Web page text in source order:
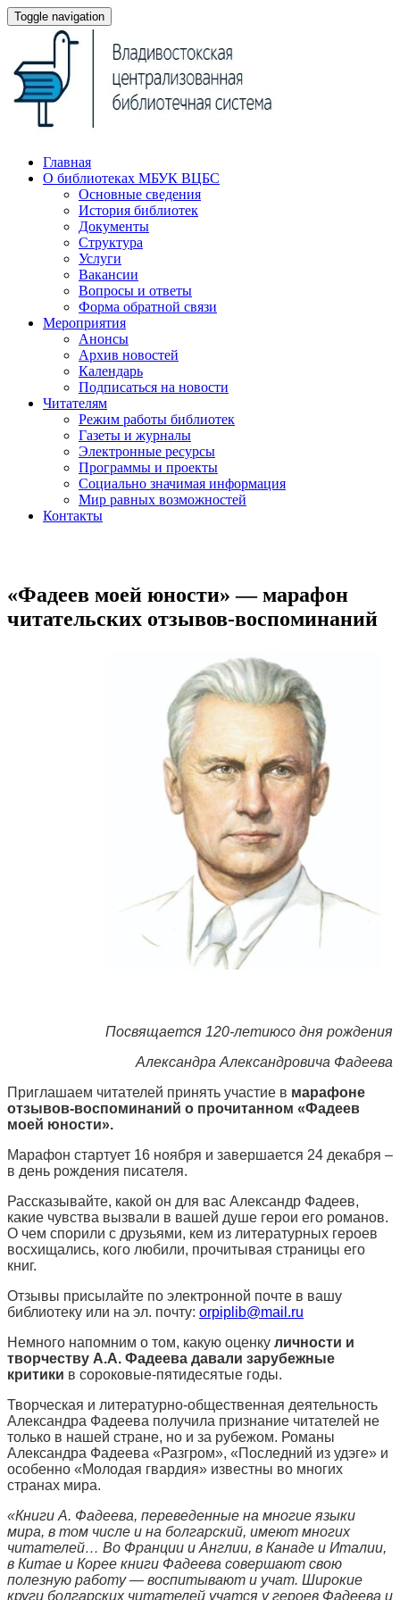
Toggle navigation
Главная
О библиотеках МБУК ВЦБС
Основные сведения
История библиотек
Документы
Структура
Услуги
Вакансии
Вопросы и ответы
Форма обратной связи
Мероприятия
Анонсы
Архив новостей
Календарь
Подписаться на новости
Читателям
Режим работы библиотек
Газеты и журналы
Электронные ресурсы
Программы и проекты
Социально значимая информация
Мир равных возможностей
Контакты
«Фадеев моей юности» — марафон
читательских отзывов-воспоминаний
Посвящается 120-летиюсо дня рождения
Александра Александровича Фадеева
Приглашаем читателей принять участие в марафоне
отзывов-воспоминаний о прочитанном «Фадеев
моей юности».
Марафон стартует 16 ноября и завершается 24 декабря –
в день рождения писателя.
Рассказывайте, какой он для вас Александр Фадеев,
какие чувства вызвали в вашей душе герои его романов.
О чем спорили с друзьями, кем из литературных героев
восхищались, кого любили, прочитывая страницы его
книг.
Отзывы присылайте по электронной почте в вашу
библиотеку или на эл. почту: orpiplib@mail.ru
Немного напомним о том, какую оценку личности и
творчеству А.А. Фадеева давали зарубежные
критики в сороковые-пятидесятые годы.
Творческая и литературно-общественная деятельность
Александра Фадеева получила признание читателей не
только в нашей стране, но и за рубежом. Романы
Александра Фадеева «Разгром», «Последний из удэге» и
особенно «Молодая гвардия» известны во многих
странах мира.
«Книги А. Фадеева, переведенные на многие языки
мира, в том числе и на болгарский, имеют многих
читателей… Во Франции и Англии, в Канаде и Италии,
в Китае и Корее книги Фадеева совершают свою
полезную работу — воспитывают и учат. Широкие
круги болгарских читателей учатся у героев Фадеева и